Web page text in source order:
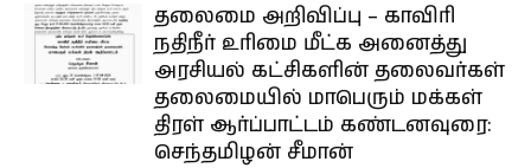
தலைமை அறிவிப்பு – காவிரி
நதிநீர் உரிமை மீட்க அனைத்து
அரசியல் கட்சிகளின் தலைவர்கள்
தலைமையில் மாபெரும் மக்கள்
திரள் ஆர்ப்பாட்டம் கண்டனவுரை:
செந்தமிழன் சீமான்